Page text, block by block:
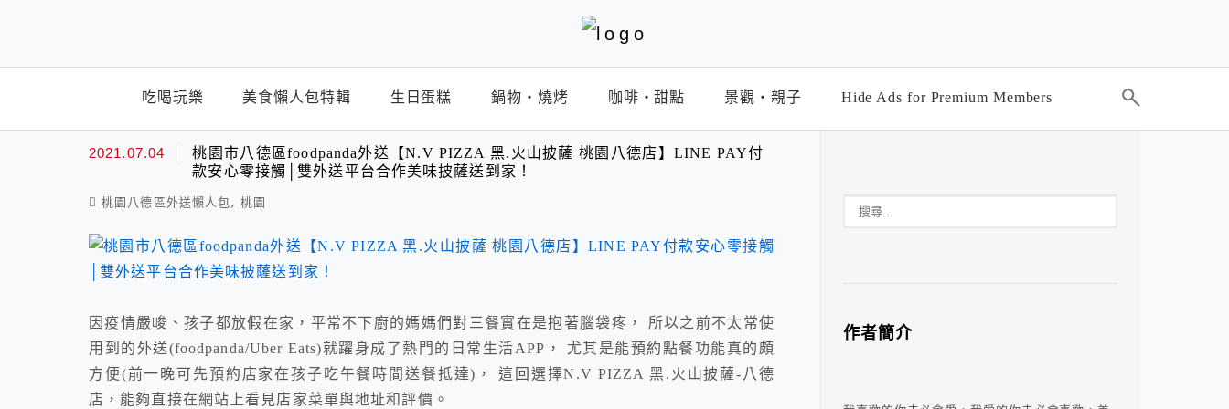
吃喝玩樂 美食懶人包特輯 生日蛋糕 鍋物‧燒烤 咖啡‧甜點 景觀‧親子 Hide Ads for Premium Members
Pizza
2021.07.04
桃園市八德區foodpanda外送【N.V PIZZA 黑.火山披薩 桃園八德店】LINE PAY付
款安心零接觸│雙外送平台合作美味披薩送到家！
桃園八德區外送懶人包, 桃園
因疫情嚴峻、孩子都放假在家，平常不下廚的媽媽們對三餐實在是抱著腦袋疼， 所以之前不太常使
用到的外送(foodpanda/Uber Eats)就躍身成了熱門的日常生活APP， 尤其是能預約點餐功能真的頗
方便(前一晚可先預約店家在孩子吃午餐時間送餐抵達)， 這回選擇N.V PIZZA 黑.火山披薩-八德
店，能夠直接在網站上看見店家菜單與地址和評價。
作者簡介